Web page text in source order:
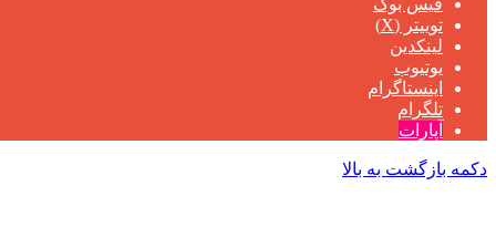
توییتر (X)
لینکدین
یوتیوب
اینستاگرام
تلگرام
آپارات
دکمه بازگشت به بالا